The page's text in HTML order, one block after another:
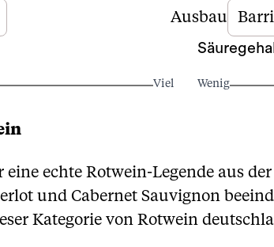
Ausbau
Viel Wenig
echte Rotwein-Legende aus
und Cabernet Sauvignon
Kategorie von Rotwein